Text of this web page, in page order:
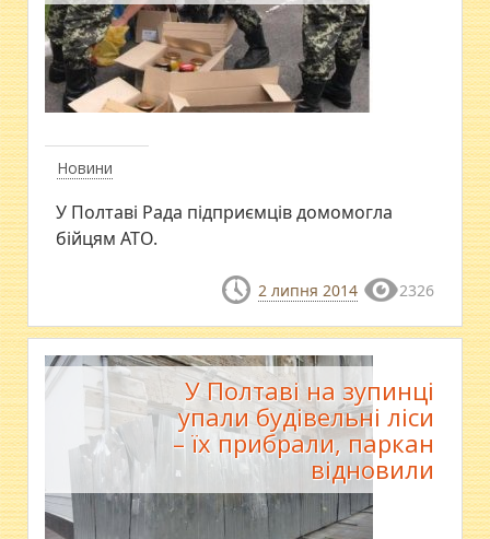
Новини
У Полтаві Рада підприємців домомогла
бійцям АТО.
2 липня 2014 2326
У Полтаві на зупинці
упали будівельні ліси
– їх прибрали, паркан
відновили